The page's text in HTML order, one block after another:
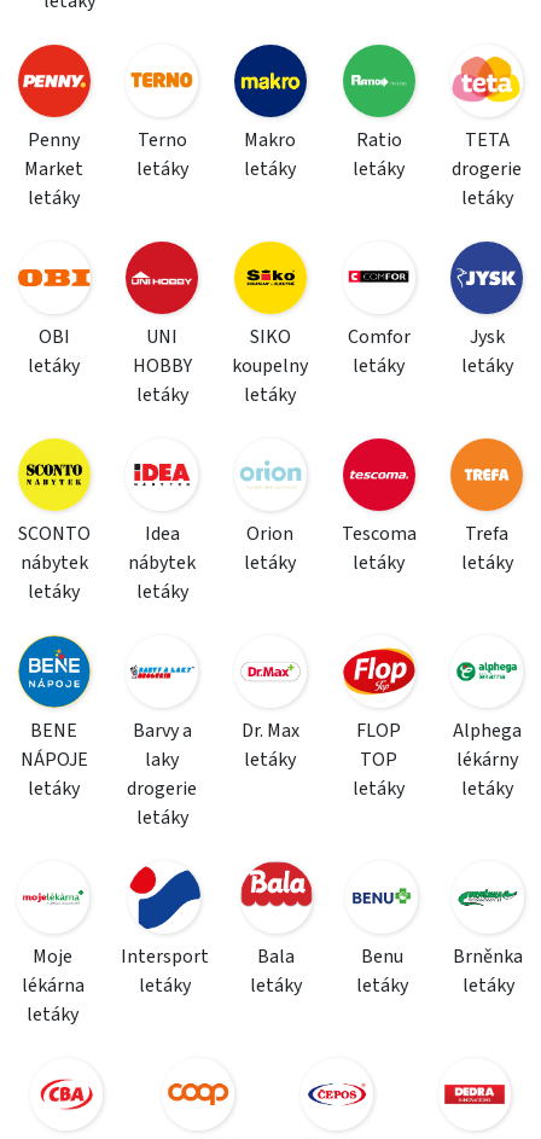
Penny
Market
letáky
Terno
letáky
Makro
letáky
Ratio
letáky
TETA
drogerie
letáky
OBI
letáky
UNI
HOBBY
letáky
SIKO
koupelny
letáky
Comfor
letáky
Jysk
letáky
SCONTO
nábytek
letáky
Idea
nábytek
letáky
Orion
letáky
Tescoma
letáky
Trefa
letáky
BENE
NÁPOJE
letáky
Barvy a
laky
drogerie
letáky
Dr. Max
letáky
FLOP
TOP
letáky
Alphega
lékárny
letáky
Moje
lékárna
letáky
Intersport
letáky
Bala
letáky
Benu
letáky
Brněnka
letáky